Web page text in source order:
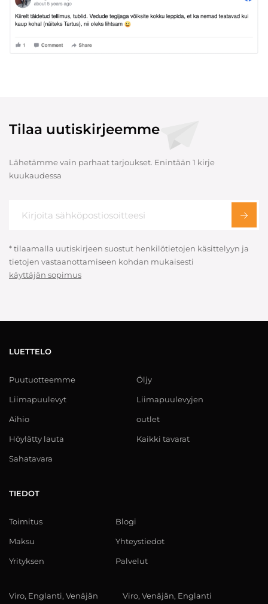
Tilaa uutiskirjeemme
Lähetämme vain parhaat tarjoukset. Enintään 1 kirje
kuukaudessa
* tilaamalla uutiskirjeen suostut henkilötietojen käsittelyyn ja
tietojen vastaanottamiseen kohdan mukaisesti
käyttäjän sopimus
LUETTELO
Puutuotteemme
Liimapuulevyt
Aihio
Höylätty lauta
Sahatavara
Öljy
Liimapuulevyjen
outlet
Kaikki tavarat
TIEDOT
Toimitus
Maksu
Yrityksen
Blogi
Yhteystiedot
Palvelut
Viro, Englanti, Venäjän Viro, Venäjän, Englanti